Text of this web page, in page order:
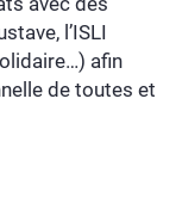
l’ISLI
afin
de toutes et